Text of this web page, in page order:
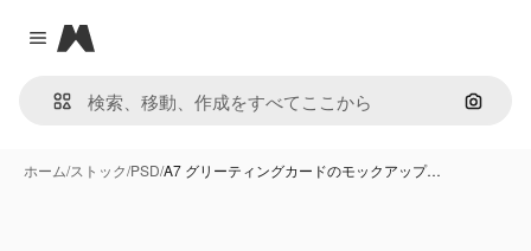
Close menu
Magnific
画像で
ホーム/ストック/PSD/A7 グリーティングカードのモックアップ…